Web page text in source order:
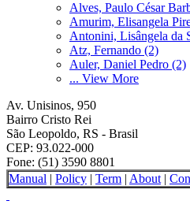
Alves, Paulo César
Amurim, Elisangela
Antonini, Lisângela da
Atz, Fernando (2)
Auler, Daniel Pedro (2)
... View More
Av. Unisinos, 950
Bairro Cristo Rei
São Leopoldo, RS - Brasil
CEP: 93.022-000
Fone: (51) 3590 8801
Manual | Policy | Term | About |